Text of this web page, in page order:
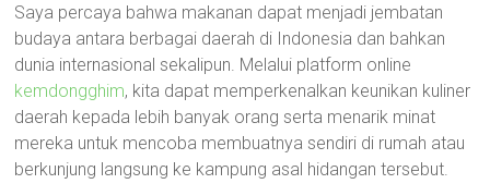
Saya percaya bahwa makanan dapat menjadi jembatan
budaya antara berbagai daerah di Indonesia dan bahkan
dunia internasional sekalipun. Melalui platform online
kemdongghim, kita dapat memperkenalkan keunikan kuliner
daerah kepada lebih banyak orang serta menarik minat
mereka untuk mencoba membuatnya sendiri di rumah atau
berkunjung langsung ke kampung asal hidangan tersebut.